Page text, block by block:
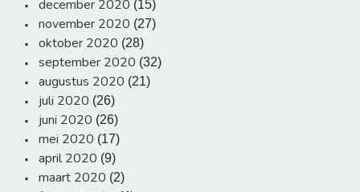
december 2020 (15)
november 2020 (27)
oktober 2020 (28)
september 2020 (32)
augustus 2020 (21)
juli 2020 (26)
juni 2020 (26)
mei 2020 (17)
april 2020 (9)
maart 2020 (2)